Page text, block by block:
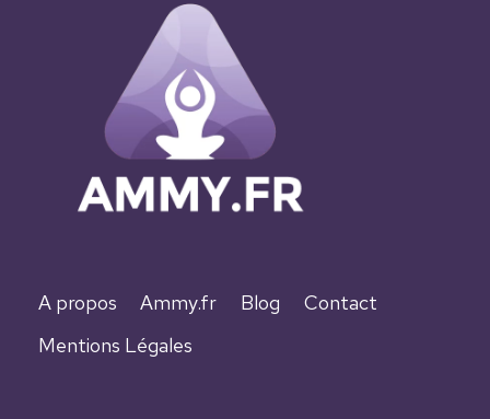
A propos Ammy.fr Blog
Contact
Mentions Légales